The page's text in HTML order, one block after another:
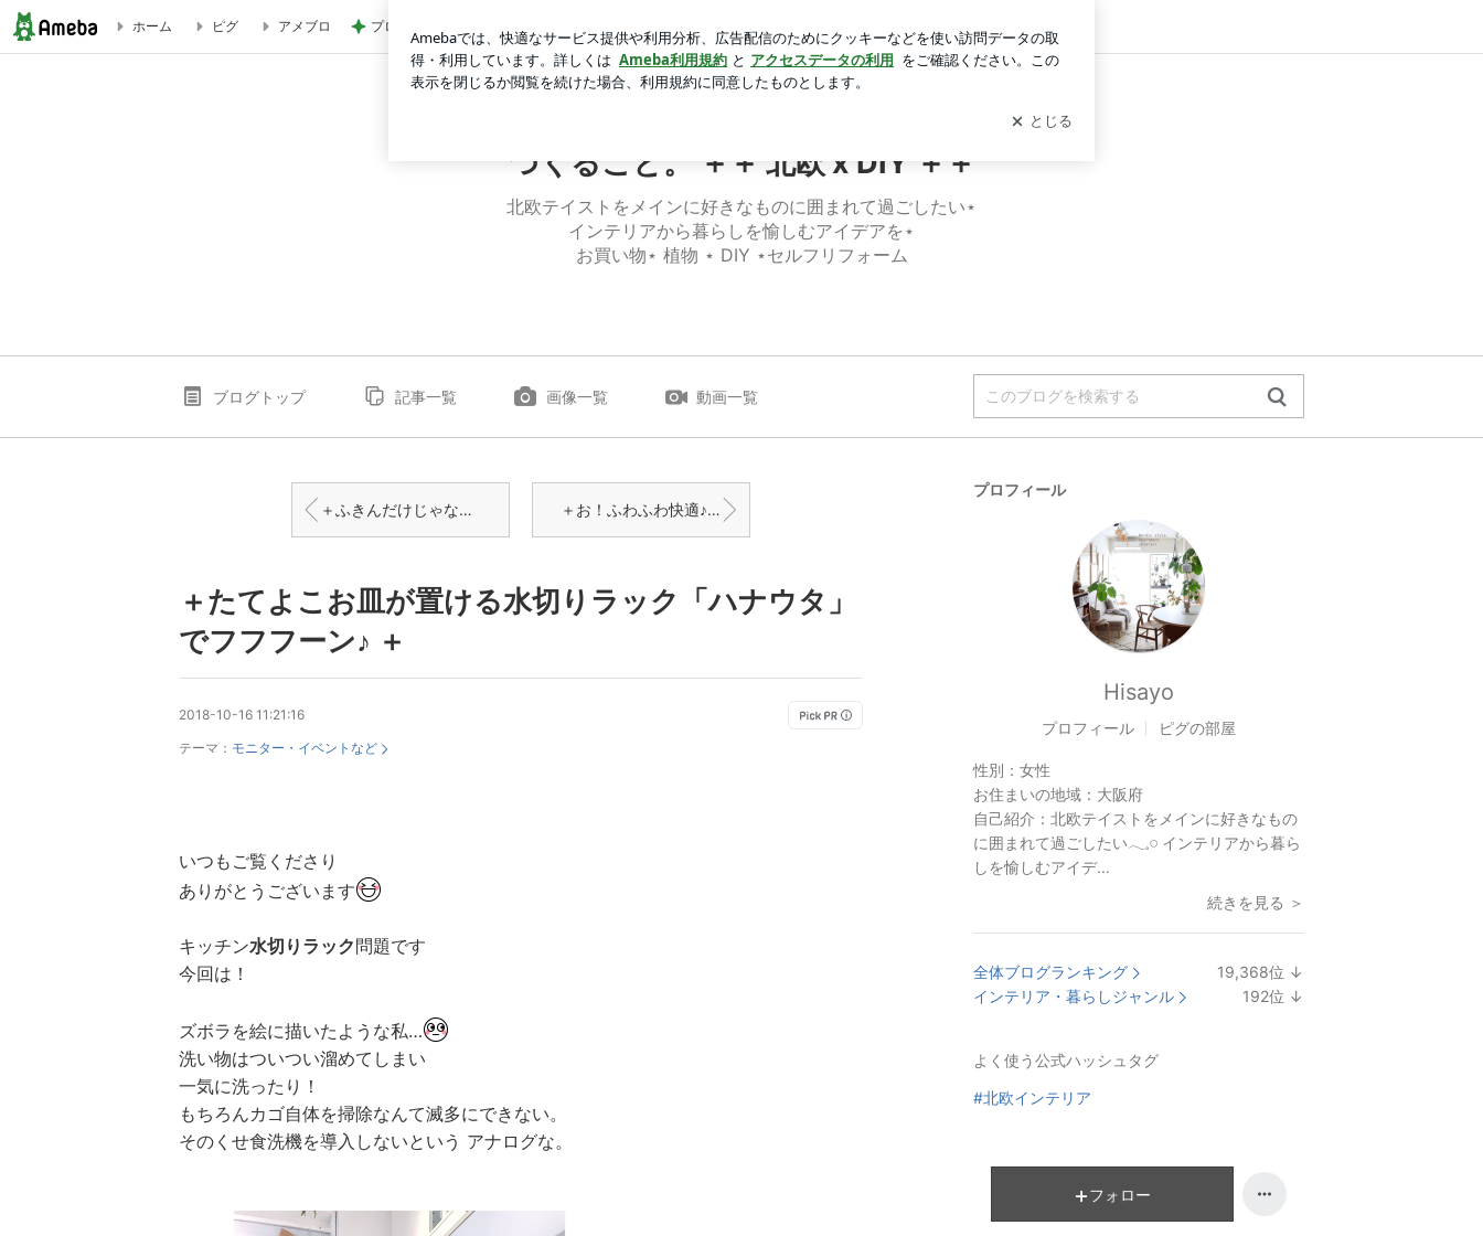
＋たてよこお皿が置ける水切りラック「ハナウタ」でフフフーン♪ ＋ | つくること。 ＋＋ 北欧 x DIY ＋＋
ホーム ピグ アメブロ プロの指示で進む冗談みたいな悪路 ログイン
つくること。 ＋＋ 北欧 x DIY ＋＋
北欧テイストをメインに好きなものに囲まれて過ごしたい⋆
インテリアから暮らしを愉しむアイデアを⋆
お買い物⋆ 植物 ⋆ DIY ⋆セルフリフォーム
ブログトップ 記事一覧 画像一覧 動画一覧
＋ふきんだけじゃない！いろいろ干せる「ハナウタ」キッチンハンガー＋ ＋お！ふわふわ快適♪ニトリ 2018秋冬ファブリック＋
＋たてよこお皿が置ける水切りラック「ハナウタ」
でフフフーン♪ ＋
2018-10-16 11:21:16
テーマ： モニター・イベントなど
いつもご覧くださり
ありがとうございます
キッチン水切りラック問題です
今回は！
ズボラを絵に描いたような私…
洗い物はついつい溜めてしまい
一気に洗ったり！
もちろんカゴ自体を掃除なんて滅多にできない。
そのくせ食洗機を導入しないという アナログな。
プロフィール
Hisayo
プロフィール ピグの部屋
性別： 女性
お住まいの地域： 大阪府
自己紹介： 北欧テイストをメインに好きなもの
に囲まれて過ごしたい𓂃𓈒𓏸 インテリアから暮ら
しを愉しむアイデ...
続きを見る ＞
全体ブログランキング 19,368位 ↓
インテリア・暮らしジャンル 192位 ↓
よく使う公式ハッシュタグ
#北欧インテリア
フォロー